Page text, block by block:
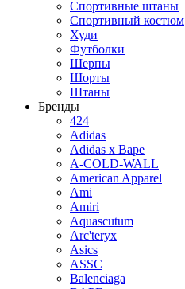
Спортивные штаны
Спортивный костюм
Худи
Футболки
Шерпы
Шорты
Штаны
Бренды
424
Adidas
Adidas x Bape
A-COLD-WALL
American Apparel
Ami
Amiri
Aquascutum
Arc'teryx
Asics
ASSC
Balenciaga